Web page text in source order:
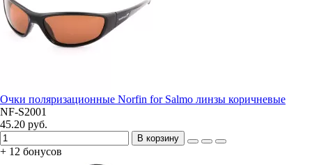
Очки поляризационные Norfin for Salmo линзы коричневые
NF-S2001
45.20 руб.
В корзину
+ 12 бонусов